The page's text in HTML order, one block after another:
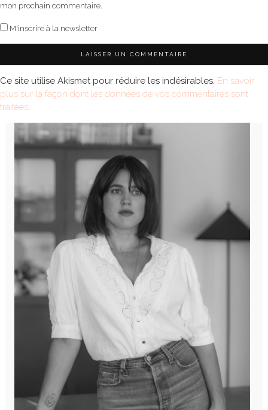
mon prochain commentaire.
M'inscrire à la newsletter
Ce site utilise Akismet pour réduire les indésirables. En savoir
plus sur la façon dont les données de vos commentaires sont
traitées